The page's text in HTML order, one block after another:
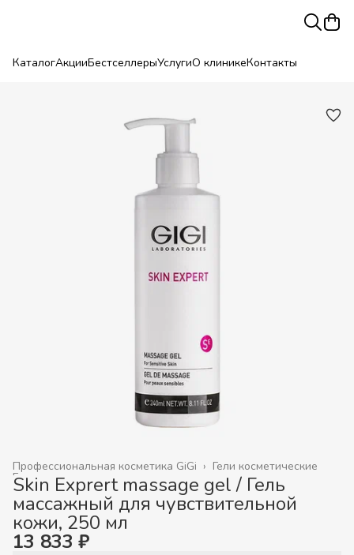
КаталогАкцииБестселлерыУслугиО клиникеКонтакты
Гели косметические
Профессиональная косметика GiGi ›
Главная ›
Skin Exprert massage gel / Гель
массажный для чувствительной
кожи, 250 мл
13 833 ₽